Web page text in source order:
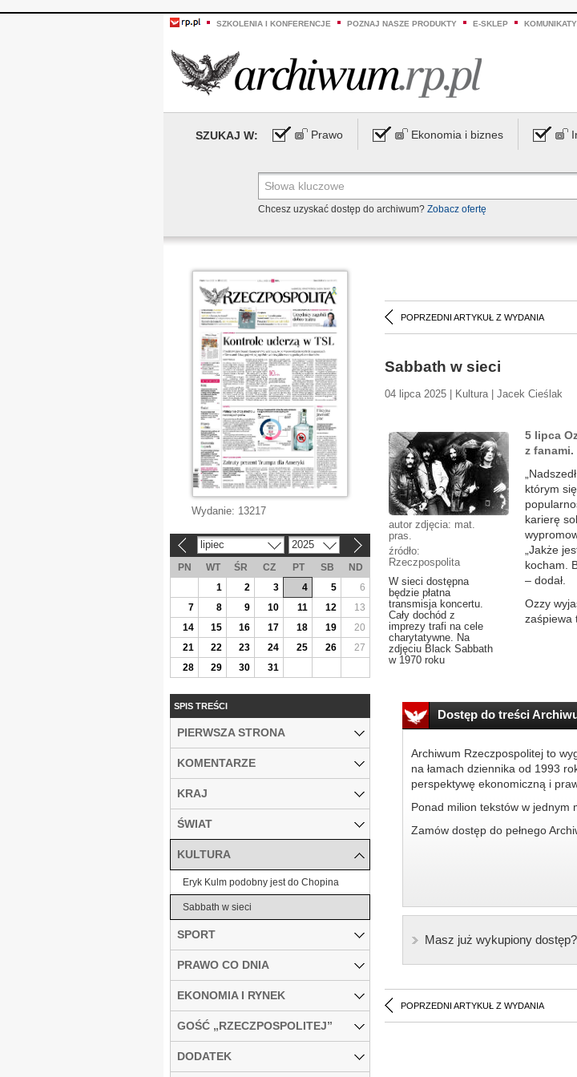
SZKOLENIA I KONFERENCJE POZNAJ NASZE PRODUKTY E-SKLEP KOMUNIKATY
SZUKAJ W: Prawo Ekonomia i biznes
Chcesz uzyskać dostęp do archiwum? Zobacz ofertę
POPRZEDNI ARTYKUŁ Z WYDANIA
Sabbath w sieci
04 lipca 2025 | Kultura | Jacek Cieślak
autor zdjęcia: mat.
pras.
źródło:
Rzeczpospolita
W sieci dostępna
będzie płatna
transmisja koncertu.
Cały dochód z
imprezy trafi na cele
charytatywne. Na
zdjęciu Black Sabbath
w 1970 roku
5 lipca
z fanami.
którym
karierę
„Jakże
kocham.
– dodał.
Ozzy
zaśpiewa
Dostęp do treści
Archiwum Rzeczpospolitej to
na łamach dziennika od 1993
perspektywę ekonomiczną i
Ponad milion tekstów w jednym
Zamów dostęp do pełnego
Masz już wykupiony dostęp?
POPRZEDNI ARTYKUŁ Z WYDANIA
Wydanie: 13217
lipiec 2025
PN WT ŚR CZ PT SB
ND
1
2 3 4 5
6
7
8 9 10 11 12
13
14
15 16 17 18 19
20
21
22 23 24 25 26
27
28
29 30 31
SPIS TREŚCI
PIERWSZA STRONA
KOMENTARZE
KRAJ
ŚWIAT
KULTURA
Eryk Kulm podobny jest do Chopina
Sabbath w sieci
SPORT
PRAWO CO DNIA
EKONOMIA I RYNEK
GOŚĆ „RZECZPOSPOLITEJ”
DODATEK